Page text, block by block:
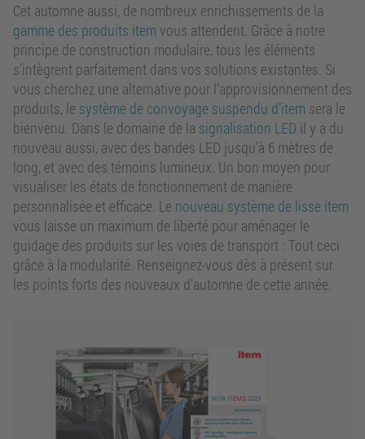
Cet automne aussi, de nombreux enrichissements de la
gamme des produits item vous attendent. Grâce à notre
principe de construction modulaire, tous les éléments
s’intègrent parfaitement dans vos solutions existantes. Si
vous cherchez une alternative pour l’approvisionnement des
produits, le système de convoyage suspendu d’item sera le
bienvenu. Dans le domaine de la signalisation LED il y a du
nouveau aussi, avec des bandes LED jusqu’à 6 mètres de
long, et avec des témoins lumineux. Un bon moyen pour
visualiser les états de fonctionnement de manière
personnalisée et efficace. Le nouveau système de lisse item
vous laisse un maximum de liberté pour aménager le
guidage des produits sur les voies de transport : Tout ceci
grâce à la modularité. Renseignez-vous dès à présent sur
les points forts des nouveaux d’automne de cette année.